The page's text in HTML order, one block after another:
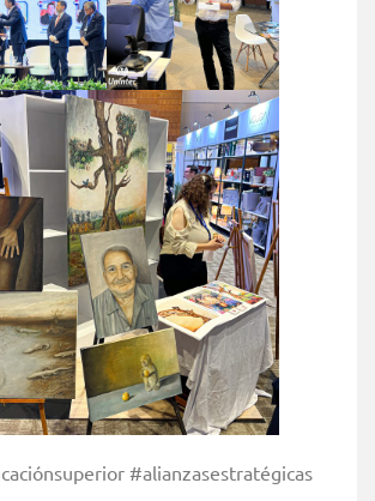
#alianzasestratégicas